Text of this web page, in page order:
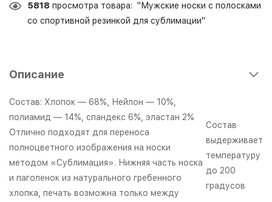
5818 просмотра товара: "Мужские носки с полосками
со спортивной резинкой для сублимации"
Описание
Состав: Хлопок — 68%, Нейлон — 10%,
полиамид — 14%, спандекс 6%, эластан 2%
Отлично подходят для переноса
полноцветного изображения на носки
методом «Сублимация». Нижняя часть носка
и паголенок из натурального гребенного
хлопка, печать возможна только между
Состав
выдерживает
температуру
до 200
градусов